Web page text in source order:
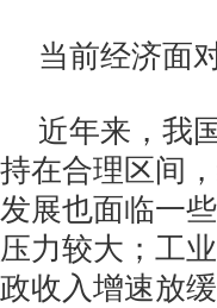
当前经济面
近年来，我
持在合理区间
发展也面临一
压力较大；工
政收入增速放